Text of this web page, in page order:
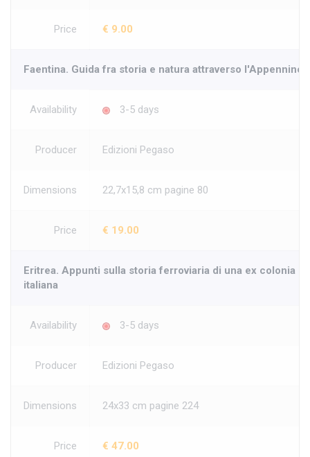
Price € 9.00
Faentina. Guida fra storia e natura attraverso l'Appennino
Availability 3-5 days
Producer Edizioni Pegaso
Dimensions 22,7x15,8 cm pagine 80
Price € 19.00
Eritrea. Appunti sulla storia ferroviaria di una ex colonia
italiana
Availability 3-5 days
Producer Edizioni Pegaso
Dimensions 24x33 cm pagine 224
Price € 47.00